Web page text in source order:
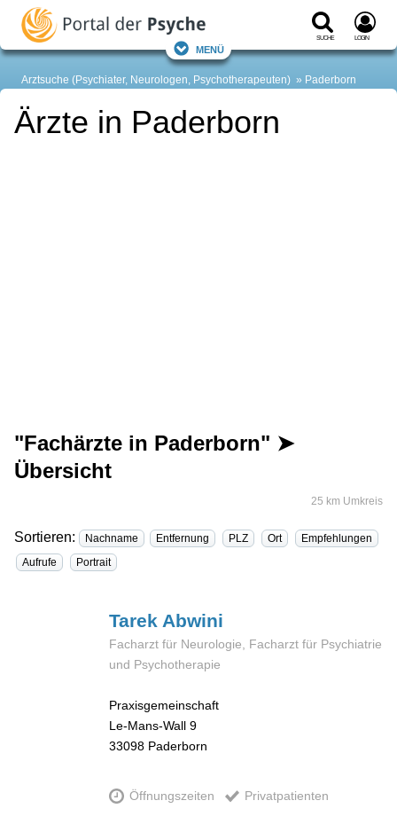
Suche Login
Menü
Arztsuche (Psychiater, Neurologen, Psychotherapeuten) Paderborn
Ärzte in Paderborn
"Fachärzte in Paderborn" ➤
Übersicht
25 km Umkreis
Sortieren: Nachname Entfernung PLZ Ort
Empfehlungen
Aufrufe
Portrait
Tarek Abwini
Facharzt für Neurologie, Facharzt für Psychiatrie
und Psychotherapie
Praxisgemeinschaft
Le-Mans-Wall 9
33098 Paderborn
Öffnungszeiten Privatpatienten